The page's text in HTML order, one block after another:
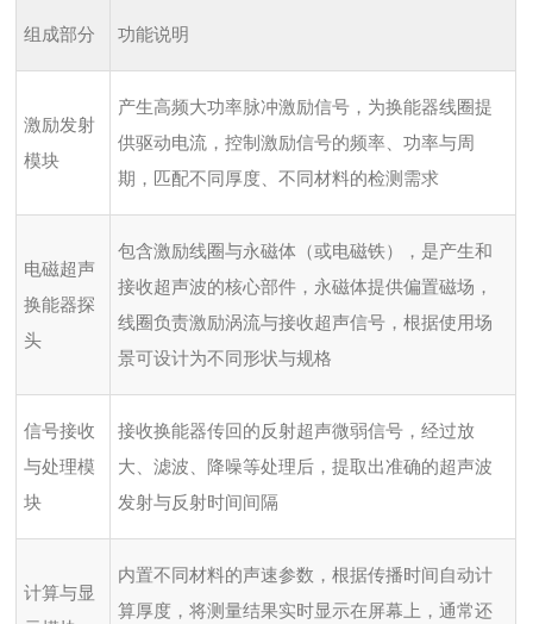
组成部分 功能说明
激励发射
模块
产生高频大功率脉冲激励信号，为换能器线圈提
供驱动电流，控制激励信号的频率、功率与周
期，匹配不同厚度、不同材料的检测需求
电磁超声
换能器探
头
包含激励线圈与永磁体（或电磁铁），是产生和
接收超声波的核心部件，永磁体提供偏置磁场，
线圈负责激励涡流与接收超声信号，根据使用场
景可设计为不同形状与规格
信号接收
与处理模
块
接收换能器传回的反射超声微弱信号，经过放
大、滤波、降噪等处理后，提取出准确的超声波
发射与反射时间间隔
计算与显
内置不同材料的声速参数，根据传播时间自动计
算厚度，将测量结果实时显示在屏幕上，通常还